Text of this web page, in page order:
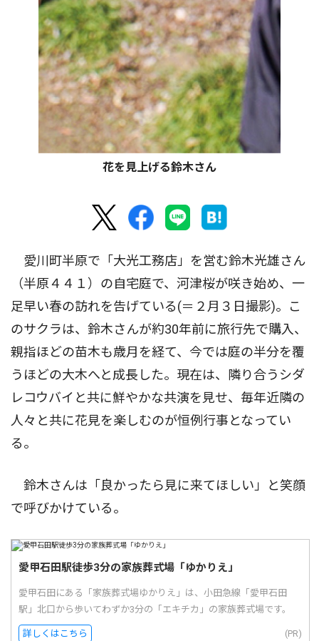
花を見上げる鈴木さん
愛川町半原で「大光工務店」を営む鈴木光雄さん
（半原４４１）の自宅庭で、河津桜が咲き始め、一
足早い春の訪れを告げている(＝２月３日撮影)。こ
のサクラは、鈴木さんが約30年前に旅行先で購入、
親指ほどの苗木も歳月を経て、今では庭の半分を覆
うほどの大木へと成長した。現在は、隣り合うシダ
レコウバイと共に鮮やかな共演を見せ、毎年近隣の
人々と共に花見を楽しむのが恒例行事となってい
る。
鈴木さんは「良かったら見に来てほしい」と笑顔
で呼びかけている。
愛甲石田駅徒歩3分の家族葬式場「ゆかりえ」
愛甲石田にある「家族葬式場ゆかりえ」は、小田急線「愛甲石田
駅」北口から歩いてわずか3分の「エキチカ」の家族葬式場です。
詳しくはこちら (PR)